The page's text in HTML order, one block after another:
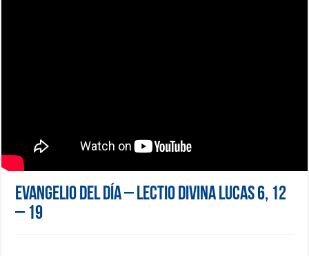
Evangelio del día – Lectio Divina Lucas 6, 12
– 19